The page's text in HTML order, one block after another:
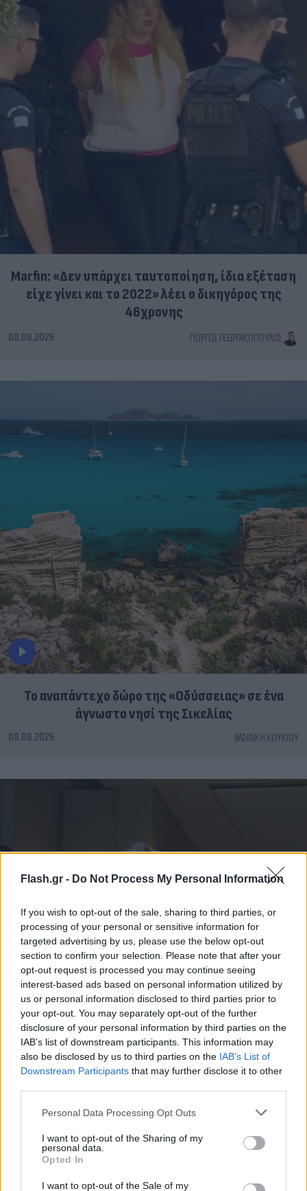
Flash.gr - Do Not Process My Personal Information
If you wish to opt-out of the sale, sharing to third parties, or
processing of your personal or sensitive information for
targeted advertising by us, please use the below opt-out
section to confirm your selection. Please note that after your
opt-out request is processed you may continue seeing
interest-based ads based on personal information utilized by
us or personal information disclosed to third parties prior to
your opt-out. You may separately opt-out of the further
disclosure of your personal information by third parties on the
IAB’s list of downstream participants. This information may
also be disclosed by us to third parties on the IAB’s List of
Downstream Participants that may further disclose it to other
Please note that this website/app uses one or more Google
not limited to your visit or usage behaviour. You may click to
grant or deny consent to Google and its third-party tags to
use your data for below specified purposes in below Google
consent section.
Personal Data Processing Opt Outs
I want to opt-out of the Sharing of my
personal data.
Opted In
I want to opt-out of the Sale of my
Marfin: «Δεν υπάρχει ταυτοποίηση, ίδια εξέταση
είχε γίνει και το 2022» λέει ο δικηγόρος της
46χρονης
08.08.2026 ΓΙΏΡΓΟΣ ΓΕΩΡΓΑΚΌΠΟΥΛΟΣ
To αναπάντεχο δώρο της «Οδύσσειας» σε ένα
άγνωστο νησί της Σικελίας
08.08.2026 ΒΑΣΙΛΙΚΉ ΚΟΥΚΊΟΥ
Αποκαλύψεις για Ινφαντίνο: Φέρεται να είχε
σχέση με πρώην εργαζόμενη της UEFA - Τι απαντά
η FIFA
08.08.2026